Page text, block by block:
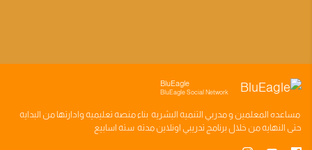
BluEagle
BluEagle Social Network
مساعده المعلمين ومدربي التنميه البشريه بناءمنصه تعليميه وادارتها من البدايه
حتى النهايه من خلال برنامج تدريبي اونلاين مدته سته اسابيع